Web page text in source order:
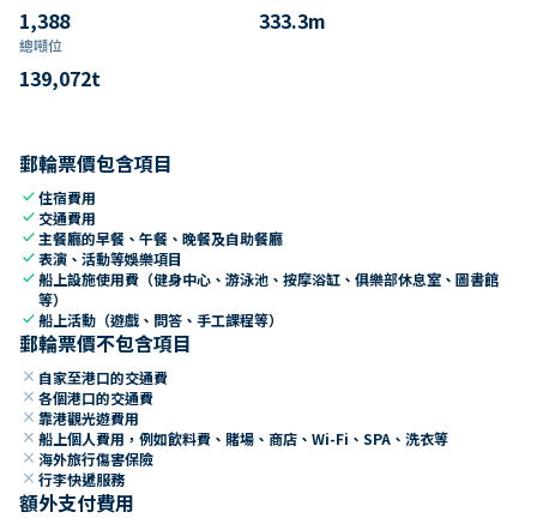
1,388 333.3m
總噸位
139,072t
郵輪票價包含項目
check住宿費用
check 交通費用
check 主餐廳的早餐、午餐、晚餐及自助餐廳
check表演、活動等娛樂項目
check船上設施使用費（健身中心、游泳池、按摩浴缸、俱樂部休息室、圖書館
等）
check船上活動（遊戲、問答、手工課程等）
郵輪票價不包含項目
close 自家至港口的交通費
close 各個港口的交通費
close 靠港觀光遊費用
close 船上個人費用，例如飲料費、賭場、商店、Wi-Fi、SPA、洗衣等
close 海外旅行傷害保險
close 行李快遞服務
額外支付費用